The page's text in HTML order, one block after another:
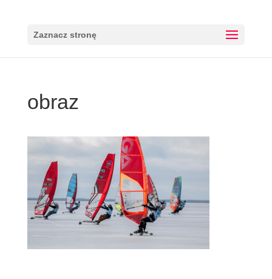
Zaznacz stronę
obraz